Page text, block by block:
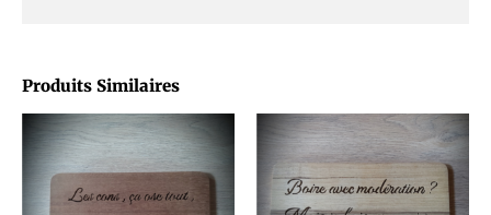
Produits Similaires